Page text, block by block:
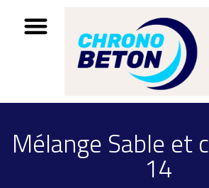
Mélange Sable et
14